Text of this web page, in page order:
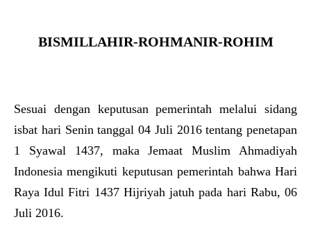
BISMILLAHIR-ROHMANIR-ROHIM
Sesuai dengan keputusan pemerintah melalui sidang
isbat hari Senin tanggal 04 Juli 2016 tentang penetapan
1 Syawal 1437, maka Jemaat Muslim Ahmadiyah
Indonesia mengikuti keputusan pemerintah bahwa Hari
Raya Idul Fitri 1437 Hijriyah jatuh pada hari Rabu, 06
Juli 2016.